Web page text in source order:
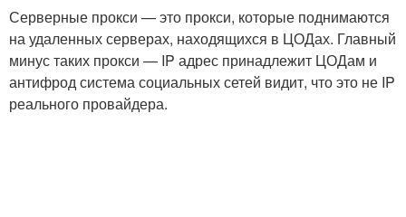
Серверные прокси — это прокси, которые поднимаются
на удаленных серверах, находящихся в ЦОДах. Главный
минус таких прокси — IP адрес принадлежит ЦОДам и
антифрод система социальных сетей видит, что это не IP
реального провайдера.